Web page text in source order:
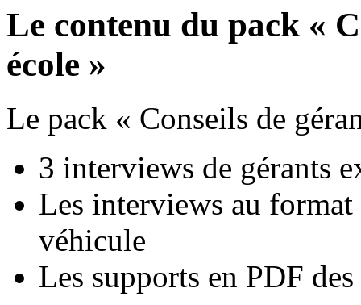
Le contenu du pack «
école »
Le pack « Conseils de
3 interviews de gérants
Les interviews au
véhicule
Les supports en PDF